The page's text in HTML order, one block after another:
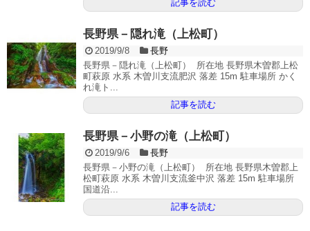
記事を読む
長野県－隠れ滝（上松町）
2019/9/8
長野
長野県－隠れ滝（上松町） 所在地 長野県木曽郡上松
町萩原 水系 木曽川支流肥沢 落差 15m 駐車場所 かく
れ滝ト...
記事を読む
長野県－小野の滝（上松町）
2019/9/6
長野
長野県－小野の滝（上松町） 所在地 長野県木曽郡上
松町萩原 水系 木曽川支流釜中沢 落差 15m 駐車場所
国道沿...
記事を読む